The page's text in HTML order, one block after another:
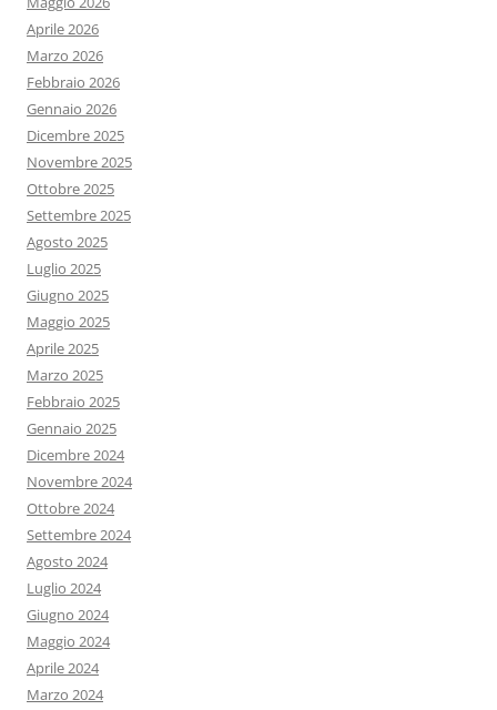
Aprile 2026
Marzo 2026
Febbraio 2026
Gennaio 2026
Dicembre 2025
Novembre 2025
Ottobre 2025
Settembre 2025
Agosto 2025
Luglio 2025
Giugno 2025
Maggio 2025
Aprile 2025
Marzo 2025
Febbraio 2025
Gennaio 2025
Dicembre 2024
Novembre 2024
Ottobre 2024
Settembre 2024
Agosto 2024
Luglio 2024
Giugno 2024
Maggio 2024
Aprile 2024
Marzo 2024